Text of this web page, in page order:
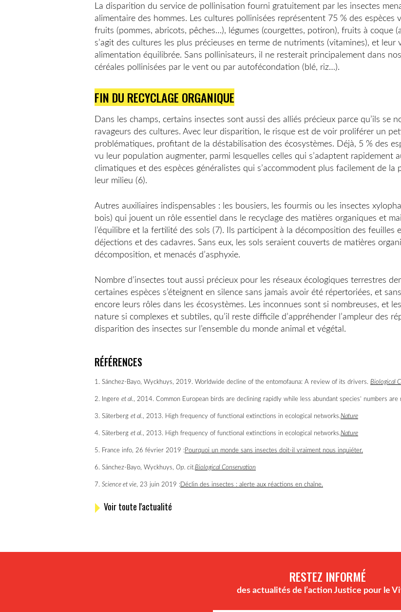
La disparition du service de pollinisation fourni gratuitement par les insectes
alimentaire des hommes. Les cultures pollinisées représentent 75 % des espèces
fruits (pommes, abricots, pêches…), légumes (courgettes, potiron), fruits à coque
s’agit des cultures les plus précieuses en terme de nutriments (vitamines), et leur
alimentation équilibrée. Sans pollinisateurs, il ne resterait principalement dans
céréales pollinisées par le vent ou par autofécondation (blé, riz…).
FIN DU RECYCLAGE ORGANIQUE
Dans les champs, certains insectes sont aussi des alliés précieux parce qu’ils se
ravageurs des cultures. Avec leur disparition, le risque est de voir proliférer un
problématiques, profitant de la déstabilisation des écosystèmes. Déjà, 5 % des
vu leur population augmenter, parmi lesquelles celles qui s’adaptent rapidement
climatiques et des espèces généralistes qui s’accommodent plus facilement de la
leur milieu (6).
Autres auxiliaires indispensables : les bousiers, les fourmis ou les insectes
bois) qui jouent un rôle essentiel dans le recyclage des matières organiques et
l’équilibre et la fertilité des sols (7). Ils participent à la décomposition des feuilles
déjections et des cadavres. Sans eux, les sols seraient couverts de matières
décomposition, et menacés d’asphyxie.
Nombre d’insectes tout aussi précieux pour les réseaux écologiques terrestres
certaines espèces s’éteignent en silence sans jamais avoir été répertoriées, et
encore leurs rôles dans les écosystèmes. Les inconnues sont si nombreuses, et
nature si complexes et subtiles, qu’il reste difficile d’appréhender l’ampleur des
disparition des insectes sur l’ensemble du monde animal et végétal.
RÉFÉRENCES
1. Sánchez-Bayo, Wyckhuys, 2019. Worldwide decline of the entomofauna: A review of its drivers. Biological
2. Ingere et al., 2014. Common European birds are declining rapidly while less abundant species’ numbers are
3. Säterberg et al., 2013. High frequency of functional extinctions in ecological networks.Nature
4. Säterberg et al., 2013. High frequency of functional extinctions in ecological networks.Nature
5. France info, 26 février 2019 : Pourquoi un monde sans insectes doit-il vraiment nous inquiéter.
6. Sánchez-Bayo, Wyckhuys, Op. cit.Biological Conservation
7. Science et vie, 23 juin 2019 : Déclin des insectes : alerte aux réactions en chaîne.
Voir toute l'actualité
RESTEZ INFORMÉ
des actualités de l’action Justice pour le